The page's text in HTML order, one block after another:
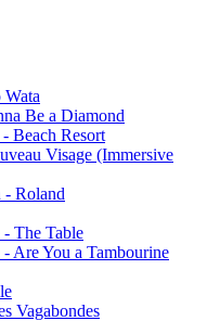
Be a Diamond
Beach Resort
Visage (Immersive
- Roland
The Table
Are You a Tambourine
Vagabondes